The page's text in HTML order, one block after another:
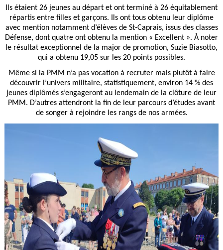
Ils étaient 26 jeunes au départ et ont terminé à 26 équitablement
répartis entre filles et garçons. Ils ont tous obtenu leur diplôme
avec mention notamment d’élèves de St-Caprais, issus des classes
Défense, dont quatre ont obtenu la mention « Excellent ». À noter
le résultat exceptionnel de la major de promotion, Suzie Biasotto,
qui a obtenu 19,05 sur les 20 points possibles.
Même si la PMM n’a pas vocation à recruter mais plutôt à faire
découvrir l’univers militaire, statistiquement, environ 14 % des
jeunes diplômés s’engageront au lendemain de la clôture de leur
PMM. D’autres attendront la fin de leur parcours d’études avant
de songer à rejoindre les rangs de nos armées.